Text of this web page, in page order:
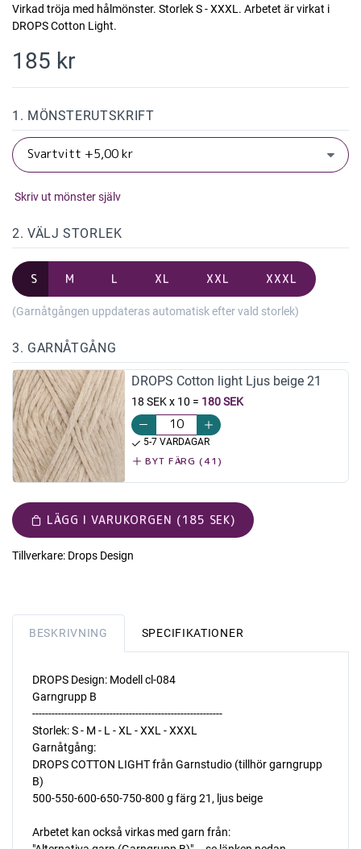
Virkad tröja med hålmönster. Storlek S - XXXL. Arbetet är virkat i
DROPS Cotton Light.
185 kr
1. MÖNSTERUTSKRIFT
Skriv ut mönster själv
2. VÄLJ STORLEK
S M L XL XXL XXXL
(Garnåtgången uppdateras automatisk efter vald storlek)
3. GARNÅTGÅNG
DROPS Cotton light Ljus beige 21
18 SEK x 10 = 180 SEK
5-7 VARDAGAR
BYT FÄRG (41)
LÄGG I VARUKORGEN (185 SEK)
Tillverkare: Drops Design
BESKRIVNING SPECIFIKATIONER
DROPS Design: Modell cl-084
Garngrupp B
-----------------------------------------------------------
Storlek: S - M - L - XL - XXL - XXXL
Garnåtgång:
DROPS COTTON LIGHT från Garnstudio (tillhör garngrupp
B)
500-550-600-650-750-800 g färg 21, ljus beige
Arbetet kan också virkas med garn från: